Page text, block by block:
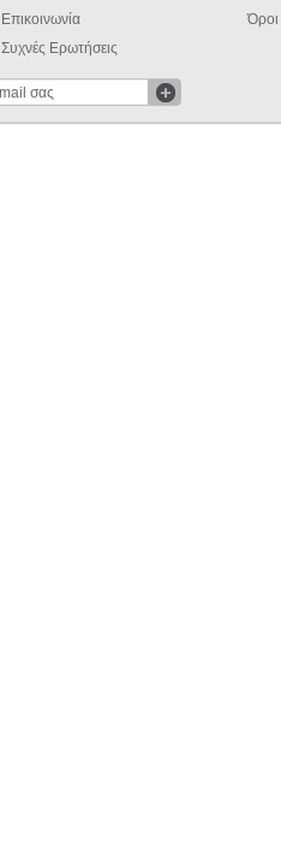
Επικοινωνία
Συχνές Ερωτήσεις